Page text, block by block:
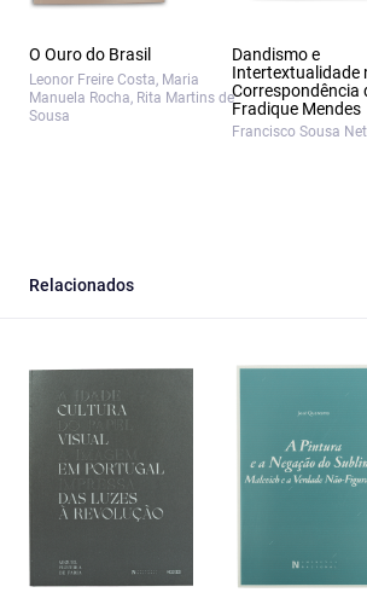
O Ouro do Brasil
Leonor Freire Costa, Maria
Manuela Rocha, Rita Martins de
Sousa
Dandismo e
Intertextualidade
Correspondência
Fradique Mendes
Francisco Sousa
Relacionados